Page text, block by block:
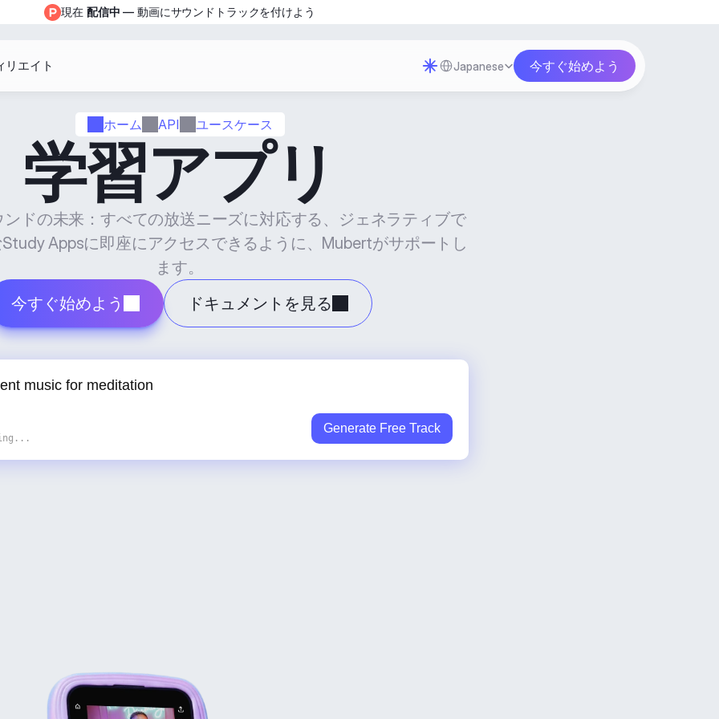
ホーム API ユースケース
学習アプリ
ドの未来：すべての放送ニーズに対応する、ジェネラティブで
Appsに即座にアクセスできるように、Mubertがサポートし
ます。
今すぐ始めよう
ドキュメントを見る
Generate Free Track
現在 配信中 — 動画にサウンドトラックを付けよう
リエイト Select Language
Japanese 今すぐ始めよう